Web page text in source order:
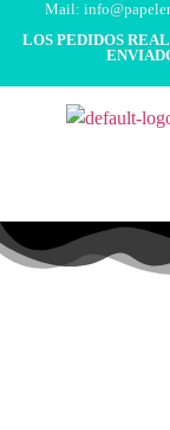
Mail:
LOS PEDIDOS